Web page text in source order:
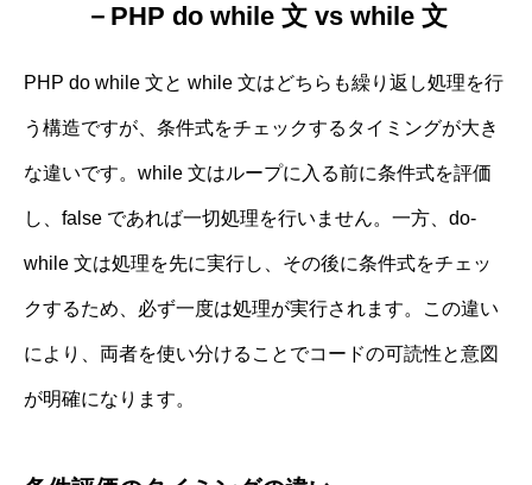
－PHP do while 文 vs while 文
PHP do while 文と while 文はどちらも繰り返し処理を行
う構造ですが、条件式をチェックするタイミングが大き
な違いです。while 文はループに入る前に条件式を評価
し、false であれば一切処理を行いません。一方、do-
while 文は処理を先に実行し、その後に条件式をチェッ
クするため、必ず一度は処理が実行されます。この違い
により、両者を使い分けることでコードの可読性と意図
が明確になります。